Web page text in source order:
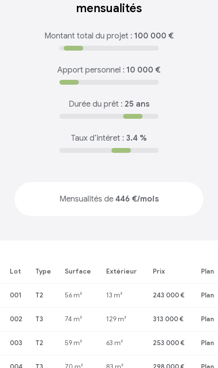
mensualités
Montant total du projet : 100 000 €
Apport personnel : 10 000 €
Durée du prêt : 25 ans
Taux d’intéret : 3.4 %
Mensualités de446 €/mois
Lot Type Surface Extérieur Prix Plan
001 T2 56 m² 13 m² 243 000 € Plan
002 T3 74 m² 129 m² 313 000 € Plan
003 T2 59 m² 63 m² 253 000 € Plan